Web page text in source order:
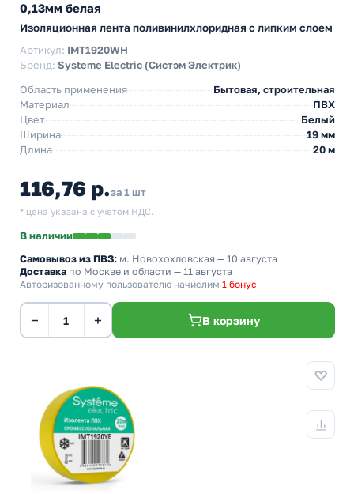
0,13мм белая
Изоляционная лента поливинилхлоридная с липким слоем
Артикул: IMT1920WH
Бренд: Systeme Electric (Систэм Электрик)
Область применения
Бытовая, строительная
Материал
ПВХ
Цвет
Белый
Ширина
19 мм
Длина
20 м
116,76 р.за 1 шт
* цена указана с учетом НДС.
В наличии
Самовывоз из ПВЗ: м. Новохохловская — 10 августа
Доставка по Москве и области — 11 августа
Авторизованному пользователю начислим 1 бонус
− + В корзину